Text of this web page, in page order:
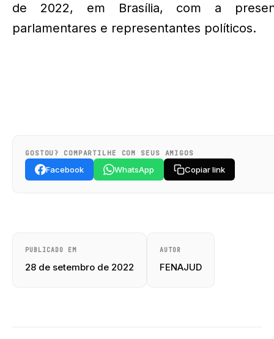
de 2022, em Brasília, com a
parlamentares e representantes políticos.
GOSTOU? COMPARTILHE COM SEUS AMIGOS
Facebook WhatsApp Copiar link
PUBLICADO EM
28 de setembro de 2022
AUTOR
FENAJUD